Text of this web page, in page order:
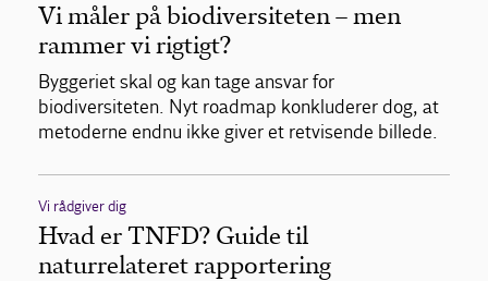
Vi måler på biodiversiteten – men
rammer vi rigtigt?
Byggeriet skal og kan tage ansvar for
biodiversiteten. Nyt roadmap konkluderer dog, at
metoderne endnu ikke giver et retvisende billede.
Vi rådgiver dig
Hvad er TNFD? Guide til
naturrelateret rapportering